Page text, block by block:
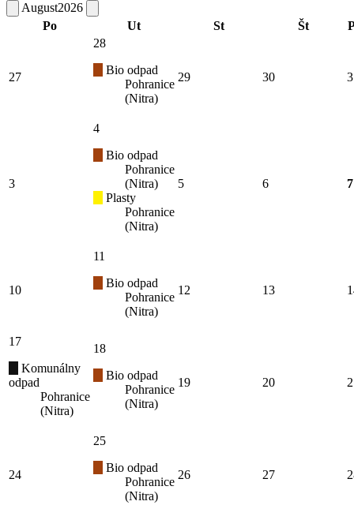
August2026
Po
Ut St Št
27
28
Bio odpad
Pohranice
(Nitra)
29 30
3
4
Bio odpad
Pohranice
(Nitra)
Plasty
Pohranice
(Nitra)
5 6 7
10
11
Bio odpad
Pohranice
(Nitra)
12 13
17
Komunálny
odpad
Pohranice
(Nitra)
18
Bio odpad
Pohranice
(Nitra)
19 20
24
25
Bio odpad
Pohranice
(Nitra)
26 27